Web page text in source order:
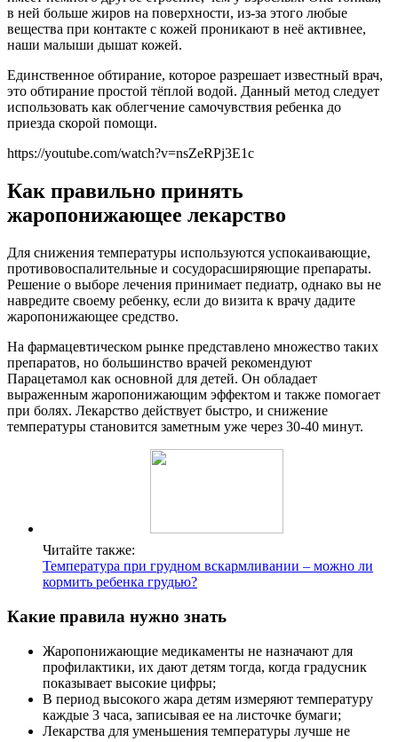
в ней больше жиров на поверхности, из-за этого любые
вещества при контакте с кожей проникают в неё активнее,
наши малыши дышат кожей.
Единственное обтирание, которое разрешает известный врач,
это обтирание простой тёплой водой. Данный метод следует
использовать как облегчение самочувствия ребенка до
приезда скорой помощи.
https://youtube.com/watch?v=nsZeRPj3E1c
Как правильно принять
жаропонижающее лекарство
Для снижения температуры используются успокаивающие,
противовоспалительные и сосудорасширяющие препараты.
Решение о выборе лечения принимает педиатр, однако вы не
навредите своему ребенку, если до визита к врачу дадите
жаропонижающее средство.
На фармацевтическом рынке представлено множество таких
препаратов, но большинство врачей рекомендуют
Парацетамол как основной для детей. Он обладает
выраженным жаропонижающим эффектом и также помогает
при болях. Лекарство действует быстро, и снижение
температуры становится заметным уже через 30-40 минут.
Читайте также:
Температура при грудном вскармливании – можно ли
кормить ребенка грудью?
Какие правила нужно знать
Жаропонижающие медикаменты не назначают для
профилактики, их дают детям тогда, когда градусник
показывает высокие цифры;
В период высокого жара детям измеряют температуру
каждые 3 часа, записывая ее на листочке бумаги;
Лекарства для уменьшения температуры лучше не